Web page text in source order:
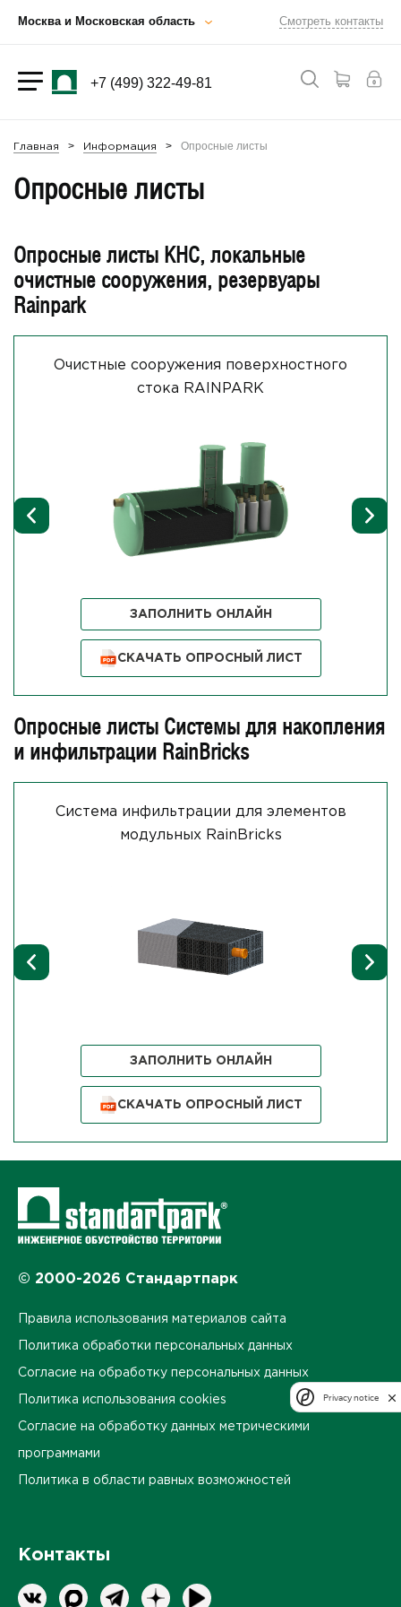
Москва и Московская область Смотреть контакты
+7 (499) 322-49-81
Главная Информация Опросные листы
Опросные листы
Опросные листы КНС, локальные
очистные сооружения, резервуары
Rainpark
Очистные сооружения поверхностного
стока RAINPARK
ЗАПОЛНИТЬ ОНЛАЙН
СКАЧАТЬ ОПРОСНЫЙ ЛИСТ
Опросные листы Системы для накопления
и инфильтрации RainBricks
Система инфильтрации для элементов
модульных RainBricks
ЗАПОЛНИТЬ ОНЛАЙН
СКАЧАТЬ ОПРОСНЫЙ ЛИСТ
© 2000-2026 Стандартпарк
Правила использования материалов сайта
Политика обработки персональных данных
Согласие на обработку персональных данных
Политика использования cookies
Согласие на обработку данных метрическими
программами
Политика в области равных возможностей
Контакты
Privacy notice